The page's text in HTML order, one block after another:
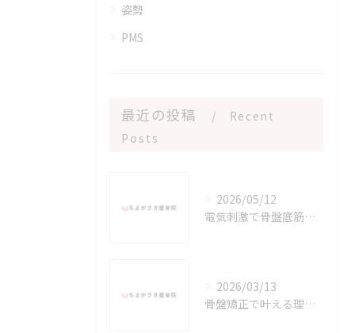
姿勢
PMS
最近の投稿
Recent
Posts
2026/05/12
電気刺激で骨盤底筋を鍛える新習慣
2026/03/13
骨盤矯正で叶える理想のダイエット法